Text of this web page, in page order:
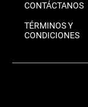
CONTÁCTANOS
TÉRMINOS Y
CONDICIONES